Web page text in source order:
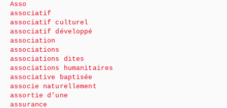
Asso
associatif
associatif culturel
associatif développé
association
associations
associations dites
associations humanitaires
associative baptisée
associe naturellement
assortie d’une
assurance